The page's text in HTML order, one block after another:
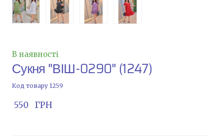
В наявності
Сукня "ВІШ-0290" (1247)
Код товару 1259
550   ГРН